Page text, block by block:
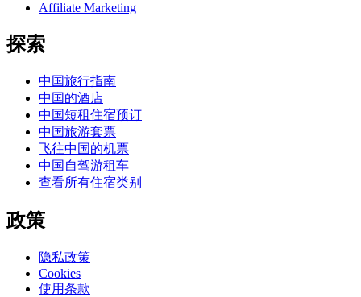
Affiliate Marketing
探索
中国旅行指南
中国的酒店
中国短租住宿预订
中国旅游套票
飞往中国的机票
中国自驾游租车
查看所有住宿类别
政策
隐私政策
Cookies
使用条款